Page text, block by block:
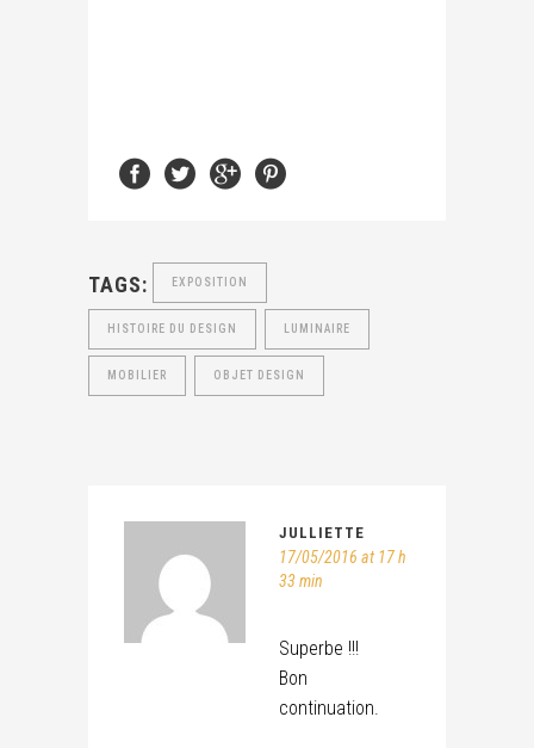
TAGS: EXPOSITION
HISTOIRE DU DESIGN LUMINAIRE
MOBILIER OBJET DESIGN
JULLIETTE
17/05/2016 at 17 h
33 min
Superbe !!!
Bon
continuation.